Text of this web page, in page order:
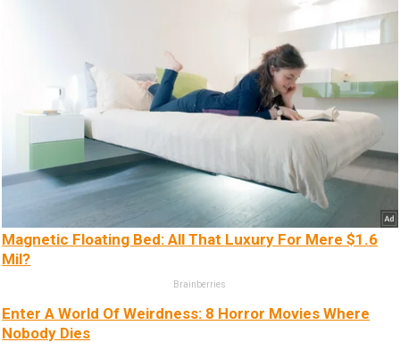
Magnetic Floating Bed: All That Luxury For Mere $1.6
Mil?
Brainberries
Enter A World Of Weirdness: 8 Horror Movies Where
Nobody Dies